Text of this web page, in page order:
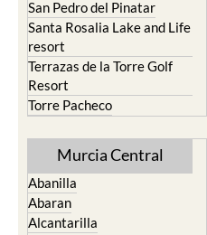
San Pedro del Pinatar
Santa Rosalia Lake and Life
resort
Terrazas de la Torre Golf
Resort
Torre Pacheco
Murcia Central
Abanilla
Abaran
Alcantarilla